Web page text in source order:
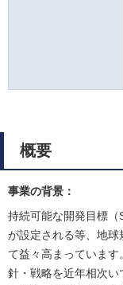
概要
事業の背景：
持続可能な開発目標
が設定される等、地
て益々高まっていま
針・戦略を近年相次